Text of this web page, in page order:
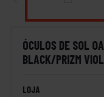
ÓCULOS DE SOL
BLACK/PRIZM
LOJA